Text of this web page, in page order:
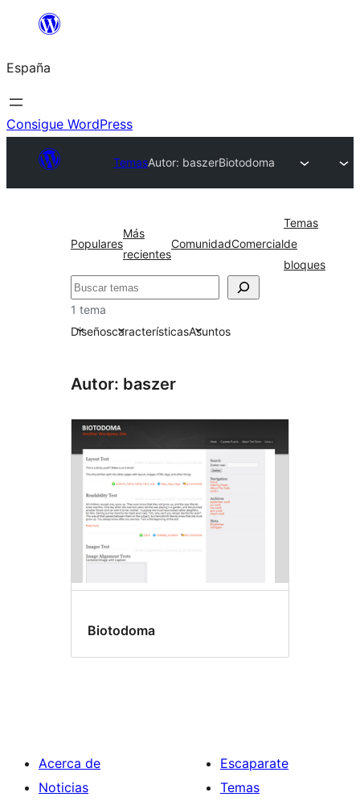
Saltar
contenido
España
Consigue WordPress
TemasAutor: baszerBiotodoma
Populares
Más
recientes
ComunidadComercial
Temas
de
bloques
Buscar
1 tema
DiseñoscaracterísticasAsuntos
Autor: baszer
Biotodoma
Acerca de
Noticias
Escaparate
Temas